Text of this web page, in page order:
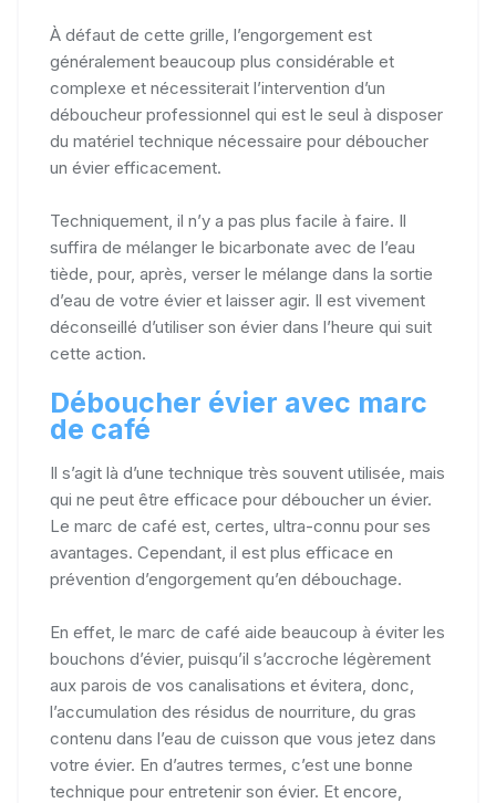
À défaut de cette grille, l’engorgement est
généralement beaucoup plus considérable et
complexe et nécessiterait l’intervention d’un
déboucheur professionnel qui est le seul à disposer
du matériel technique nécessaire pour déboucher
un évier efficacement.
Techniquement, il n’y a pas plus facile à faire. Il
suffira de mélanger le bicarbonate avec de l’eau
tiède, pour, après, verser le mélange dans la sortie
d’eau de votre évier et laisser agir. Il est vivement
déconseillé d’utiliser son évier dans l’heure qui suit
cette action.
Déboucher évier avec marc
de café
Il s’agit là d’une technique très souvent utilisée, mais
qui ne peut être efficace pour déboucher un évier.
Le marc de café est, certes, ultra-connu pour ses
avantages. Cependant, il est plus efficace en
prévention d’engorgement qu’en débouchage.
En effet, le marc de café aide beaucoup à éviter les
bouchons d’évier, puisqu’il s’accroche légèrement
aux parois de vos canalisations et évitera, donc,
l’accumulation des résidus de nourriture, du gras
contenu dans l’eau de cuisson que vous jetez dans
votre évier. En d’autres termes, c’est une bonne
technique pour entretenir son évier. Et encore,